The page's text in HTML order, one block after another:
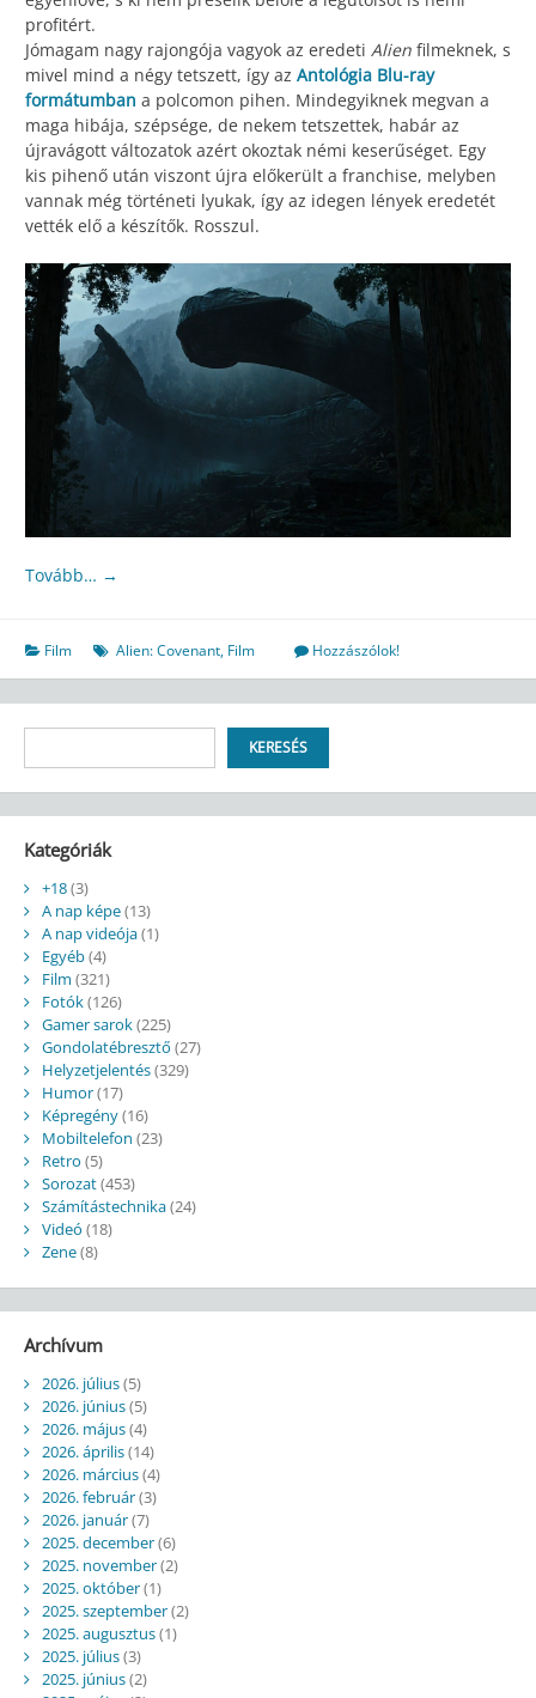
profitért.
Jómagam nagy rajongója vagyok az eredeti Alien filmeknek, s
mivel mind a négy tetszett, így az Antológia Blu-ray
formátumban a polcomon pihen. Mindegyiknek megvan a
maga hibája, szépsége, de nekem tetszettek, habár az
újravágott változatok azért okoztak némi keserűséget. Egy
kis pihenő után viszont újra előkerült a franchise, melyben
vannak még történeti lyukak, így az idegen lények eredetét
vették elő a készítők. Rosszul.
Tovább… →
Film Alien: Covenant, Film Hozzászólok!
KERESÉS
Kategóriák
+18(3)
A nap képe(13)
A nap videója(1)
Egyéb(4)
Film (321)
Fotók(126)
Gamer sarok(225)
Gondolatébresztő (27)
Helyzetjelentés(329)
Humor(17)
Képregény(16)
Mobiltelefon (23)
Retro (5)
Sorozat(453)
Számítástechnika(24)
Videó (18)
Zene(8)
Archívum
2026. július(5)
2026. június(5)
2026. május(4)
2026. április(14)
2026. március(4)
2026. február(3)
2026. január(7)
2025. december(6)
2025. november(2)
2025. október(1)
2025. szeptember(2)
2025. augusztus(1)
2025. július(3)
2025. június(2)